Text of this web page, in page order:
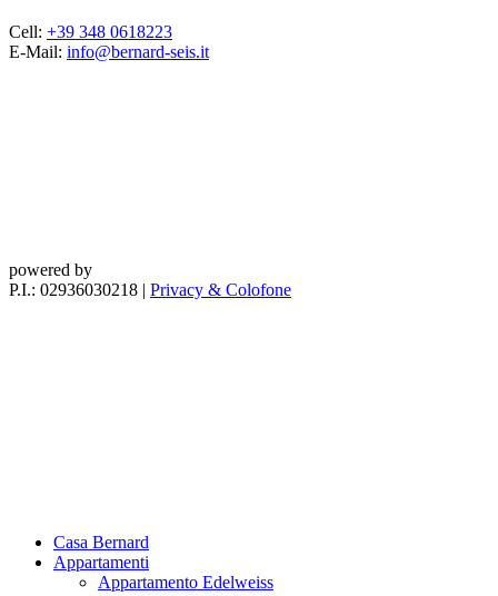
Cell: +39 348 0618223
E-Mail: info@bernard-seis.it
powered by
P.I.: 02936030218 | Privacy & Colofone
Casa Bernard
Appartamenti
Appartamento Edelweiss